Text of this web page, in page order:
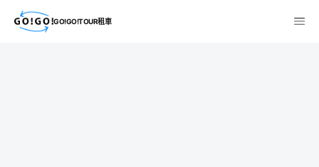
GO!GO!TOUR租車